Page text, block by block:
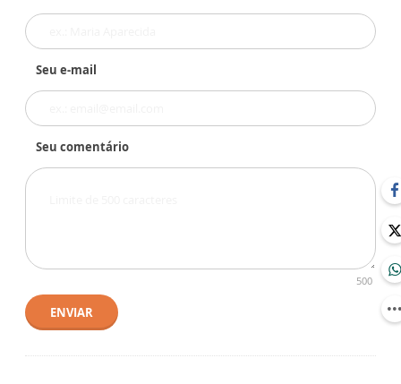
Seu e-mail
Seu comentário
500
ENVIAR